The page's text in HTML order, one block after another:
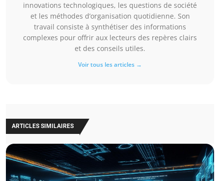
innovations technologiques, les questions de société
et les méthodes d’organisation quotidienne. Son
travail consiste à synthétiser des informations
complexes pour offrir aux lecteurs des repères clairs
et des conseils utiles.
Voir tous les articles →
ARTICLES SIMILAIRES